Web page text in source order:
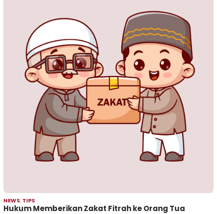
NEWS, TIPS
Hukum Memberikan Zakat Fitrah ke Orang Tua